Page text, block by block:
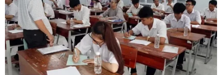
như không phải dừng sản xuất để thực hiện.
Ngoài ra, doanh nghiệp có số lượng lớn người
lao động có thể chia thành những phân tổ để
quản lý, giám sát và kiểm soát; trong đó mỗi
ngày nhân viên đại diện phân tổ sẽ được xét